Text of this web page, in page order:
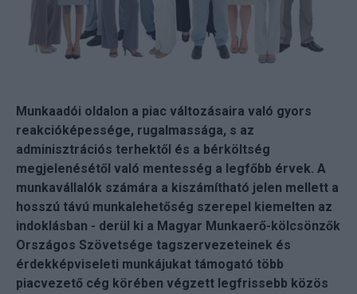
Munkaadói oldalon a piac változásaira való gyors
reakcióképessége, rugalmassága, s az
adminisztrációs terhektől és a bérköltség
megjelenésétől való mentesség a legfőbb érvek. A
munkavállalók számára a kiszámítható jelen mellett a
hosszú távú munkalehetőség szerepel kiemelten az
indoklásban - derül ki a Magyar Munkaerő-kölcsönzők
Országos Szövetsége tagszervezeteinek és
érdekképviseleti munkájukat támogató több
piacvezető cég körében végzett legfrissebb közös